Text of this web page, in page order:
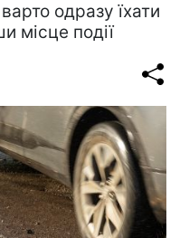
одразу їхати
місце події